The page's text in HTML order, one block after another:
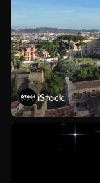
iStock